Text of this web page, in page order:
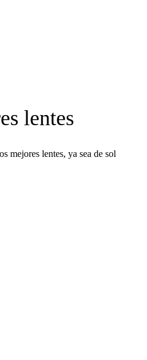
lentes
mejores lentes, ya sea de sol